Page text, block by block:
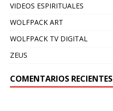
VIDEOS ESPIRITUALES
WOLFPACK ART
WOLFPACK TV DIGITAL
ZEUS
COMENTARIOS RECIENTES